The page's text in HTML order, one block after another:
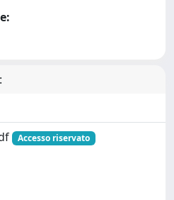
Accesso riservato